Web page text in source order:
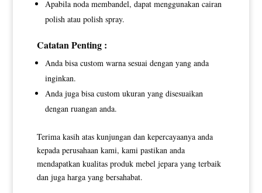
Apabila noda membandel, dapat menggunakan cairan
polish atau polish spray.
Catatan Penting :
Anda bisa custom warna sesuai dengan yang anda
inginkan.
Anda juga bisa custom ukuran yang disesuaikan
dengan ruangan anda.
Terima kasih atas kunjungan dan kepercayaanya anda
kepada perusahaan kami, kami pastikan anda
mendapatkan kualitas produk mebel jepara yang terbaik
dan juga harga yang bersahabat.